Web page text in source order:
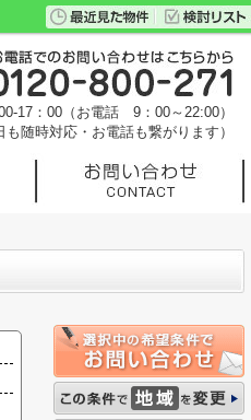
17：00（お電話 9：00～22:00）
随時対応・お電話も繋がります）